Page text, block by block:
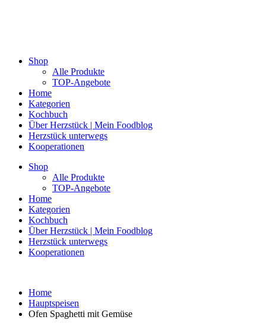
Shop
Alle Produkte
TOP-Angebote
Home
Kategorien
Kochbuch
Über Herzstück | Mein Foodblog
Herzstück unterwegs
Kooperationen
Shop
Alle Produkte
TOP-Angebote
Home
Kategorien
Kochbuch
Über Herzstück | Mein Foodblog
Herzstück unterwegs
Kooperationen
Home
Hauptspeisen
Ofen Spaghetti mit Gemüse